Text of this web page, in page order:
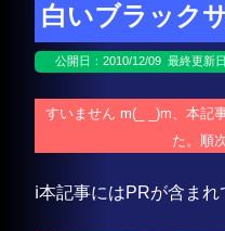
白いブラック
公開日：2010/12/09 最終更新
すいません m(_ _)m、本記
た。順
ℹ️本記事にはPRが含まれ